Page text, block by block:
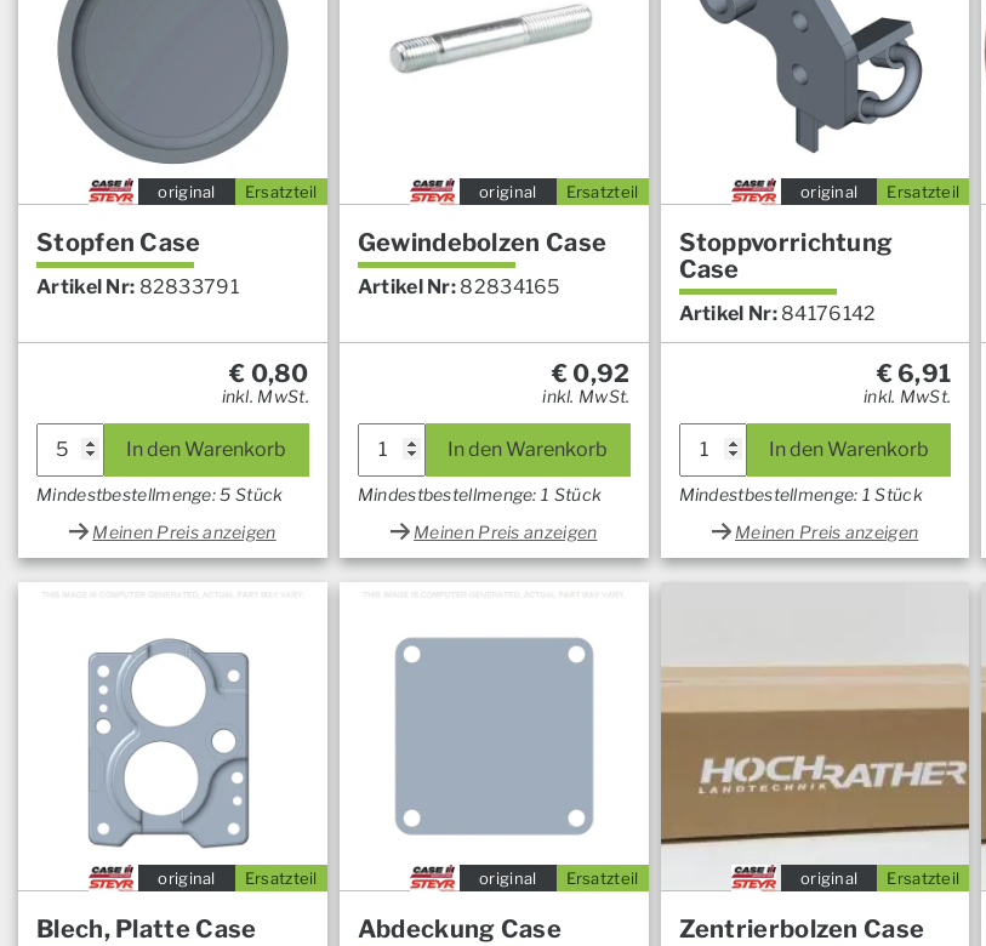
Ersatzteil
original
Stopfen Case
Artikel Nr: 82833791
€ 0,80
inkl. MwSt.
In den Warenkorb
Mindestbestellmenge: 5 Stück
Meinen Preis anzeigen
Ersatzteil
original
Gewindebolzen Case
Artikel Nr: 82834165
€ 0,92
inkl. MwSt.
In den Warenkorb
Mindestbestellmenge: 1 Stück
Meinen Preis anzeigen
Ersatzteil
original
Stoppvorrichtung
Case
Artikel Nr: 84176142
€6,91
inkl. MwSt.
In den Warenkorb
Mindestbestellmenge: 1 Stück
Meinen Preis anzeigen
Ersatzteil
original
Blech, Platte Case
Ersatzteil
original
Abdeckung Case
Ersatzteil
original
Zentrierbolzen Case